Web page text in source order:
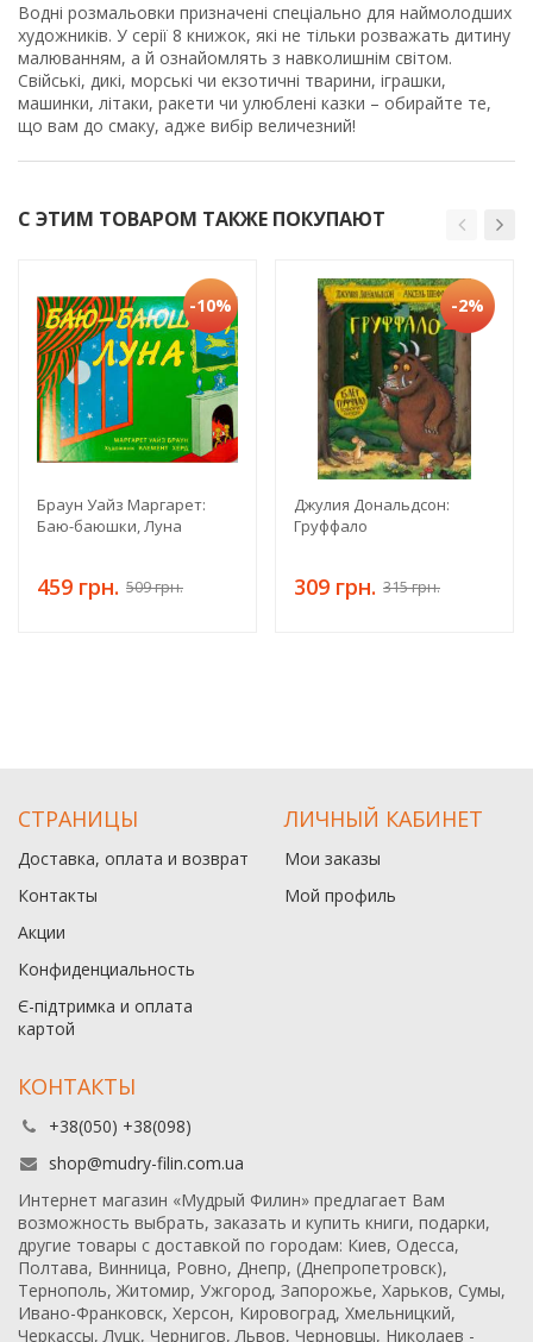
Водні розмальовки призначені спеціально для наймолодших
художників. У серії 8 книжок, які не тільки розважать дитину
малюванням, а й ознайомлять з навколишнім світом.
Свійські, дикі, морські чи екзотичні тварини, іграшки,
машинки, літаки, ракети чи улюблені казки – обирайте те,
що вам до смаку, адже вибір величезний!
С ЭТИМ ТОВАРОМ ТАКЖЕ ПОКУПАЮТ
-10%
Браун Уайз Маргарет:
Баю-баюшки, Луна
459 грн. 509 грн.
-2%
Джулия Дональдсон:
Груффало
309 грн. 315 грн.
СТРАНИЦЫ
Доставка, оплата и возврат
Контакты
Акции
Конфиденциальность
Є-підтримка и оплата
картой
ЛИЧНЫЙ КАБИНЕТ
Мои заказы
Мой профиль
КОНТАКТЫ
+38(050) +38(098)
shop@mudry-filin.com.ua
Интернет магазин «Мудрый Филин» предлагает Вам
возможность выбрать, заказать и купить книги, подарки,
другие товары с доставкой по городам: Киев, Одесса,
Полтава, Винница, Ровно, Днепр, (Днепропетровск),
Тернополь, Житомир, Ужгород, Запорожье, Харьков, Сумы,
Ивано-Франковск, Херсон, Кировоград, Хмельницкий,
Черкассы, Луцк, Чернигов, Львов, Черновцы, Николаев -